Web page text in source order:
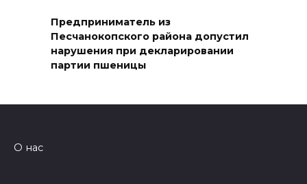
режиме
05 августа 2026 18:21
откроются в Ростовской
Предприниматель из
Песчанокопского района допустил
нарушения при декларировании
партии пшеницы
О нас